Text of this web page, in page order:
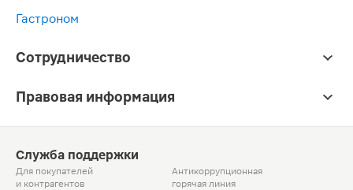
Гастроном
Сотрудничество
Правовая информация
Служба поддержки
Для покупателей
и контрагентов
Антикоррупционная
горячая линия